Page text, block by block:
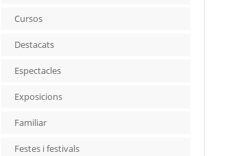
Cursos
Destacats
Espectacles
Exposicions
Familiar
Festes i festivals